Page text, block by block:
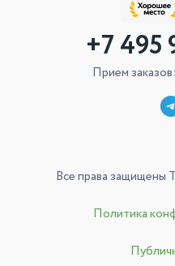
+7 495
Прием
Все права защищены
Политика